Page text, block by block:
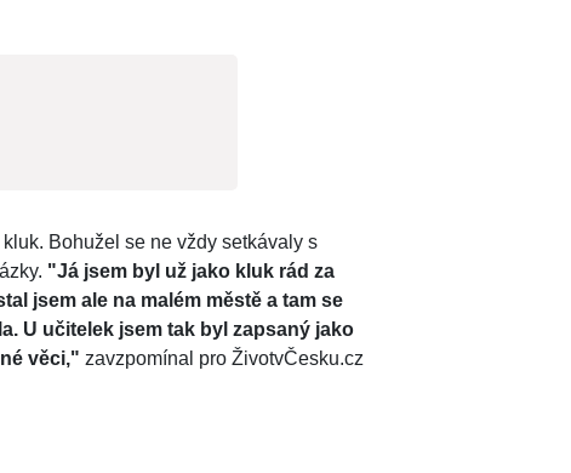
Bohužel se ne vždy setkávaly s
"Já jsem byl už jako kluk rád za
jsem ale na malém městě a tam se
U učitelek jsem tak byl zapsaný jako
věci," zavzpomínal pro ŽivotvČesku.cz